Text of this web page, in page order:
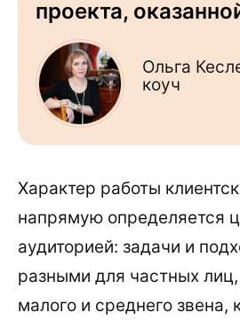
проекта,
Ольга
коуч
Характер работы
напрямую определяется
аудиторией: задачи и
разными для частных
малого и среднего звена,